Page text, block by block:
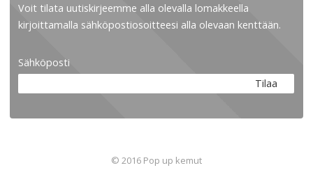
Voit tilata uutiskirjeemme alla olevalla lomakkeella
kirjoittamalla sähköpostiosoitteesi alla olevaan kenttään.
Sähköposti
Tilaa
© 2016 Pop up kemut